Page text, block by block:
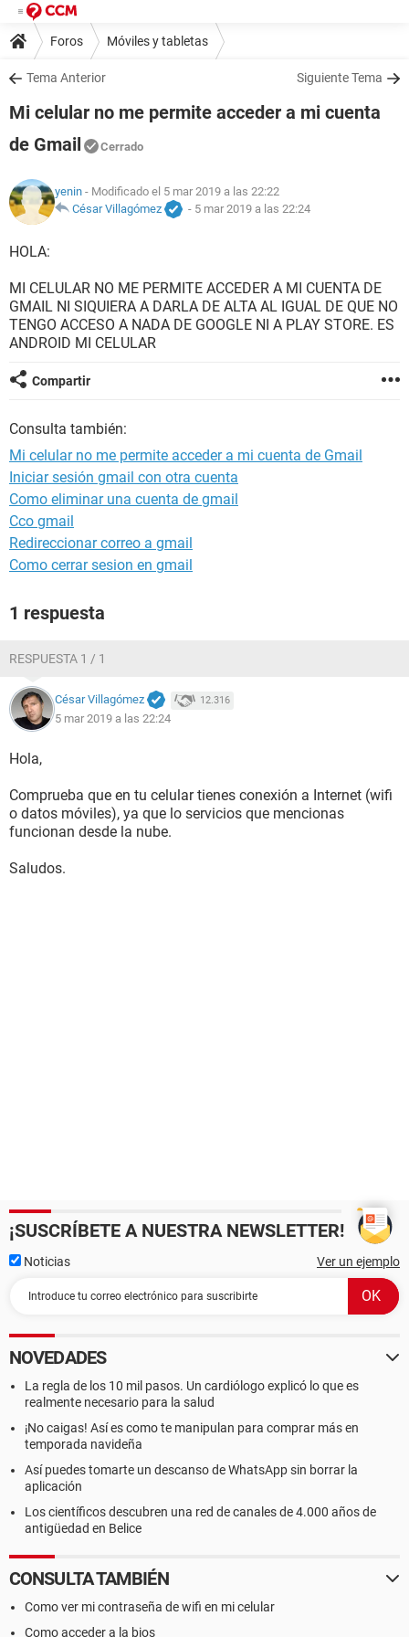
Foros Móviles y tabletas
Tema Anterior Siguiente Tema
Mi celular no me permite acceder a mi cuenta
de Gmail
Cerrado
yenin - Modificado el 5 mar 2019 a las 22:22
César Villagómez
- 5 mar 2019 a las 22:24
HOLA:
MI CELULAR NO ME PERMITE ACCEDER A MI CUENTA DE
GMAIL NI SIQUIERA A DARLA DE ALTA AL IGUAL DE QUE NO
TENGO ACCESO A NADA DE GOOGLE NI A PLAY STORE. ES
ANDROID MI CELULAR
Compartir
Consulta también:
Mi celular no me permite acceder a mi cuenta de Gmail
Iniciar sesión gmail con otra cuenta
Como eliminar una cuenta de gmail
Cco gmail
Redireccionar correo a gmail
Como cerrar sesion en gmail
1 respuesta
RESPUESTA 1 / 1
César Villagómez 12.316
5 mar 2019 a las 22:24
Hola,
Comprueba que en tu celular tienes conexión a Internet (wifi
o datos móviles), ya que lo servicios que mencionas
funcionan desde la nube.
Saludos.
¡SUSCRÍBETE A NUESTRA NEWSLETTER!
Noticias Ver un ejemplo
NOVEDADES
La regla de los 10 mil pasos. Un cardiólogo explicó lo que es
realmente necesario para la salud
¡No caigas! Así es como te manipulan para comprar más en
temporada navideña
Así puedes tomarte un descanso de WhatsApp sin borrar la
aplicación
Los científicos descubren una red de canales de 4.000 años de
antigüedad en Belice
CONSULTA TAMBIÉN
Como ver mi contraseña de wifi en mi celular
Como acceder a la bios